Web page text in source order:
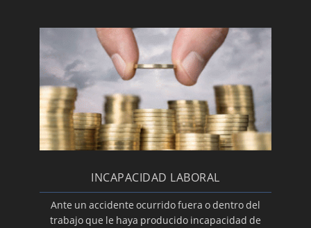
INCAPACIDAD LABORAL
Ante un accidente ocurrido fuera o dentro del
trabajo que le haya producido incapacidad de